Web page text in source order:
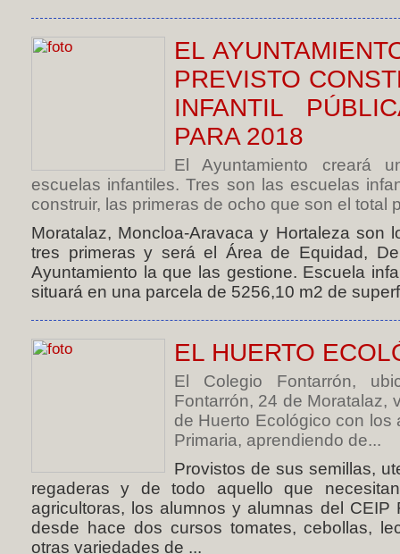
EL
PREVISTO
INFANTIL
PARA 2018
El Ayuntamiento creará
escuelas infantiles. Tres son las escuelas
construir, las primeras de ocho que son el total
Moratalaz, Moncloa-Aravaca y Hortaleza son
tres primeras y será el Área de Equidad,
Ayuntamiento la que las gestione. Escuela
situará en una parcela de 5256,10 m2 de
EL HUERTO
El Colegio Fontarrón,
Fontarrón, 24 de Moratalaz,
de Huerto Ecológico con
Primaria, aprendiendo de...
Provistos de sus semillas,
regaderas y de todo aquello que
agricultoras, los alumnos y alumnas del CEIP
desde hace dos cursos tomates, cebollas,
otras variedades de ...